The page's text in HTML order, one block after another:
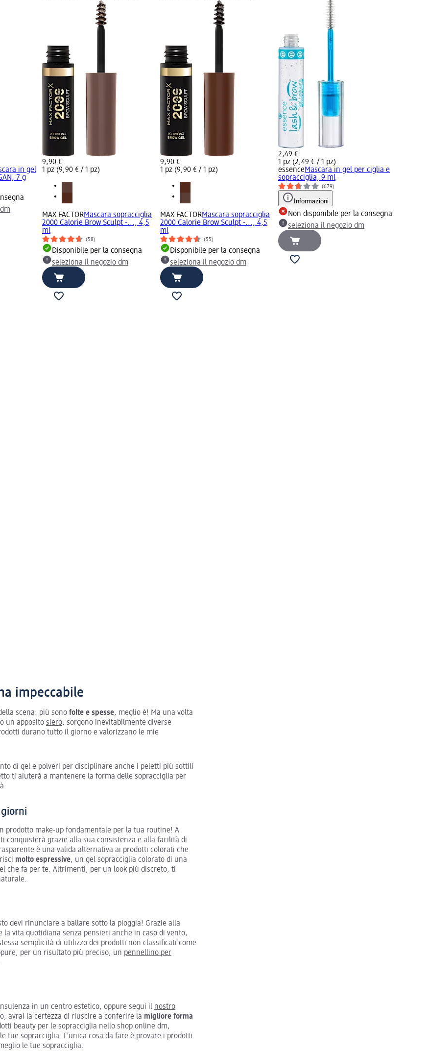
in gel
7 g
9,90 €
1 pz (9,90 € / 1 pz)
MAX FACTORMascara sopracciglia
2000 Calorie Brow Sculpt -..., 4,5
ml
(58)
Disponibile per la consegna
seleziona il negozio dm
9,90 €
1 pz (9,90 € / 1 pz)
MAX FACTORMascara sopracciglia
2000 Calorie Brow Sculpt -..., 4,5
ml
(55)
Disponibile per la consegna
seleziona il negozio dm
2,49 €
1 pz (2,49 € / 1 pz)
essenceMascara in gel per ciglia e
sopracciglia, 9 ml
(679)
Informazioni
Non disponibile per la consegna
seleziona il negozio dm
impeccabile
scena: più sono folte e spesse, meglio è! Ma una volta
un apposito siero, sorgono inevitabilmente diverse
durano tutto il giorno e valorizzano le mie
di gel e polveri per disciplinare anche i peletti più sottili
ti aiuterà a mantenere la forma delle sopracciglia per
prodotto make-up fondamentale per la tua routine! A
conquisterà grazie alla sua consistenza e alla facilità di
è una valida alternativa ai prodotti colorati che
molto espressive, un gel sopracciglia colorato di una
che fa per te. Altrimenti, per un look più discreto, ti
devi rinunciare a ballare sotto la pioggia! Grazie alla
vita quotidiana senza pensieri anche in caso di vento,
semplicità di utilizzo dei prodotti non classificati come
per un risultato più preciso, un pennellino per
in un centro estetico, oppure segui il nostro
avrai la certezza di riuscire a conferire la migliore forma
beauty per le sopracciglia nello shop online dm,
sopracciglia. L’unica cosa da fare è provare i prodotti
le tue sopracciglia.